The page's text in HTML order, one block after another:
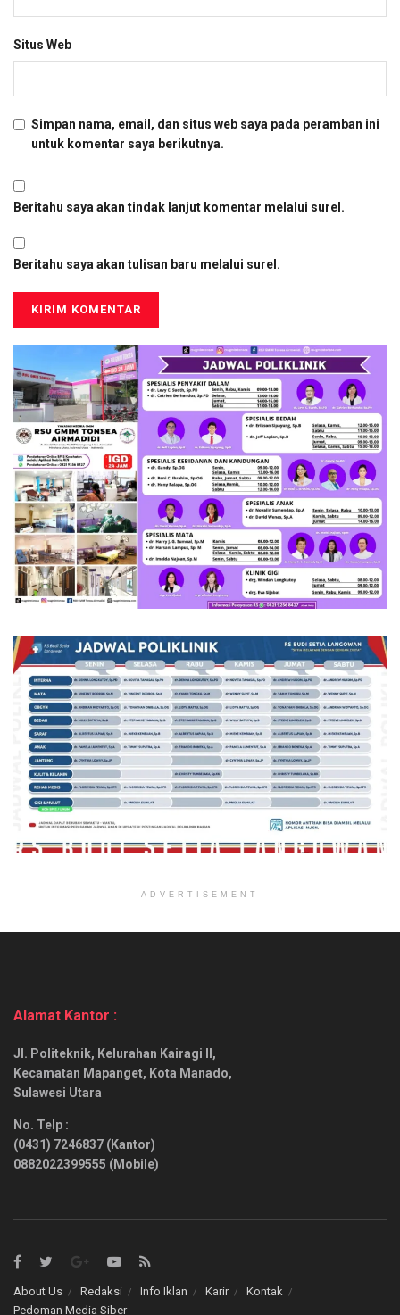
Situs Web
Simpan nama, email, dan situs web saya pada peramban ini
untuk komentar saya berikutnya.
Beritahu saya akan tindak lanjut komentar melalui surel.
Beritahu saya akan tulisan baru melalui surel.
ADVERTISEMENT
Alamat Kantor :
Jl. Politeknik, Kelurahan Kairagi II,
Kecamatan Mapanget, Kota Manado,
Sulawesi Utara
No. Telp :
(0431) 7246837 (Kantor)
0882022399555 (Mobile)
About Us Redaksi Info Iklan Karir
Kontak
Pedoman Media Siber